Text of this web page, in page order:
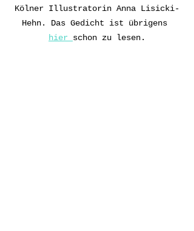
Kölner Illustratorin Anna Lisicki-
Hehn. Das Gedicht ist übrigens
hier schon zu lesen.